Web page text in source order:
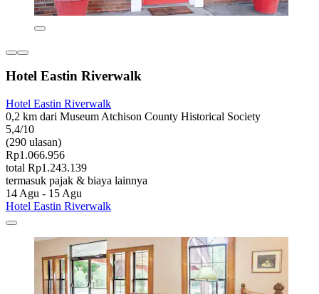
Hotel Eastin Riverwalk
Hotel Eastin Riverwalk
0,2 km dari Museum Atchison County Historical Society
5,4/10
(290 ulasan)
Rp1.066.956
total Rp1.243.139
termasuk pajak & biaya lainnya
14 Agu - 15 Agu
Hotel Eastin Riverwalk